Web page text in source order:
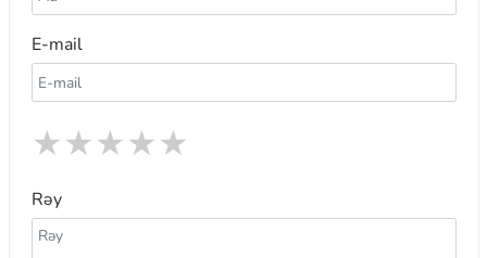
E-mail
★
★
★
★
★
Rəy